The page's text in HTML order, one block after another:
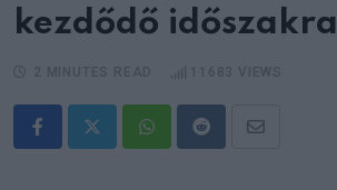
kezdődő időszakra
WhatsappRedditShare